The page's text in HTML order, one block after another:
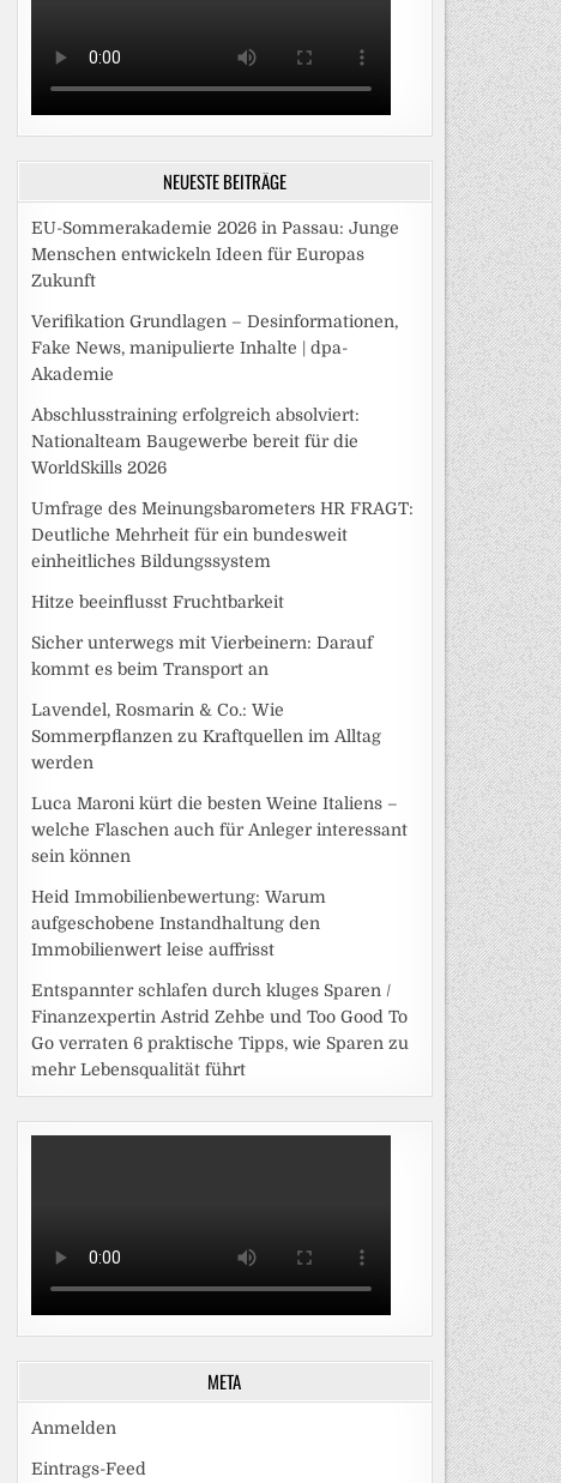
NEUESTE BEITRÄGE
EU-Sommerakademie 2026 in Passau: Junge
Menschen entwickeln Ideen für Europas
Zukunft
Verifikation Grundlagen – Desinformationen,
Fake News, manipulierte Inhalte | dpa-
Akademie
Abschlusstraining erfolgreich absolviert:
Nationalteam Baugewerbe bereit für die
WorldSkills 2026
Umfrage des Meinungsbarometers HR FRAGT:
Deutliche Mehrheit für ein bundesweit
einheitliches Bildungssystem
Hitze beeinflusst Fruchtbarkeit
Sicher unterwegs mit Vierbeinern: Darauf
kommt es beim Transport an
Lavendel, Rosmarin & Co.: Wie
Sommerpflanzen zu Kraftquellen im Alltag
werden
Luca Maroni kürt die besten Weine Italiens –
welche Flaschen auch für Anleger interessant
sein können
Heid Immobilienbewertung: Warum
aufgeschobene Instandhaltung den
Immobilienwert leise auffrisst
Entspannter schlafen durch kluges Sparen /
Finanzexpertin Astrid Zehbe und Too Good To
Go verraten 6 praktische Tipps, wie Sparen zu
mehr Lebensqualität führt
META
Anmelden
Eintrags-Feed